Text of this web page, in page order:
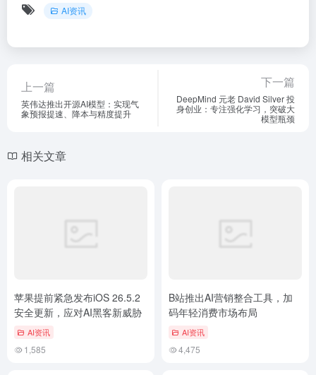
AI资讯
上一篇
英伟达推出开源AI模型：实现气
象预报提速、降本与精度提升
下一篇
DeepMind 元老 David Silver 投
身创业：专注强化学习，突破大
模型瓶颈
相关文章
苹果提前紧急发布iOS 26.5.2
安全更新，应对AI黑客新威胁
AI资讯
1,585
B站推出AI营销整合工具，加
码年轻消费市场布局
AI资讯
4,475